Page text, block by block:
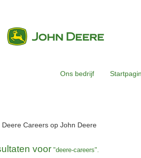
Ons bedrijf
Deere Careers op John Deere(huidige
voor "deere-careers".